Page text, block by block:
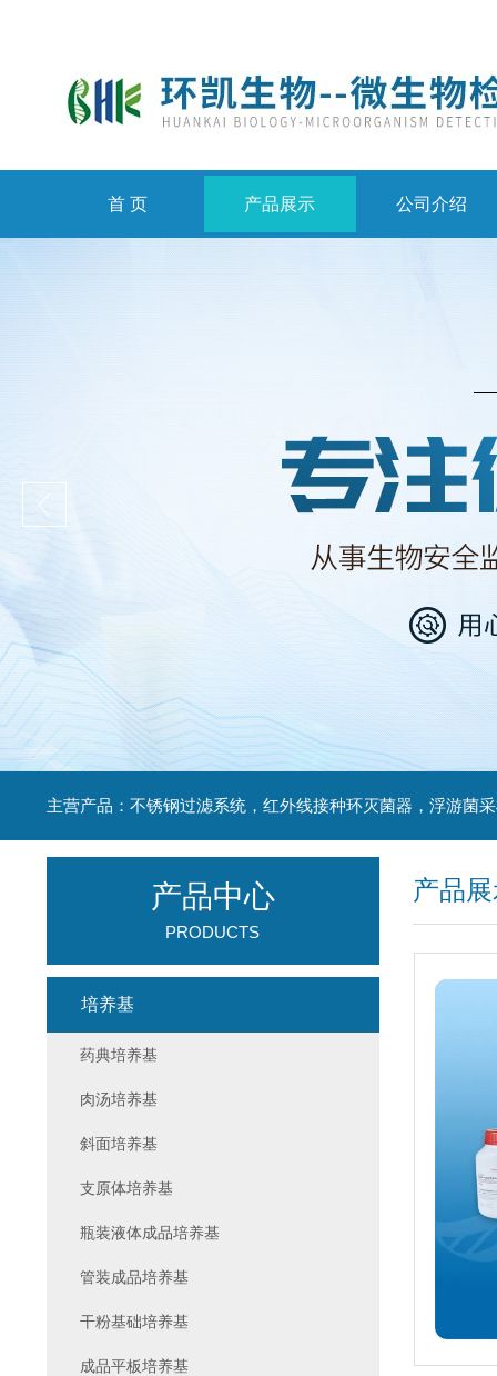
首 页 产品展示 公司介绍
产品
产品中心
PRODUCTS
培养基
药典培养基
肉汤培养基
斜面培养基
支原体培养基
瓶装液体成品培养基
管装成品培养基
干粉基础培养基
成品平板培养基